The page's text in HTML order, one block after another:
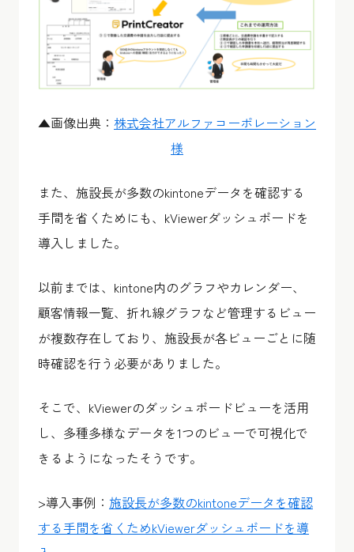
▲画像出典： 株式会社アルファコーポレーション
様
また、施設長が多数のkintoneデータを確認する
手間を省くためにも、kViewerダッシュボードを
導入しました。
以前までは、kintone内のグラフやカレンダー、
顧客情報一覧、折れ線グラフなど管理するビュー
が複数存在しており、施設長が各ビューごとに随
時確認を行う必要がありました。
そこで、kViewerのダッシュボードビューを活用
し、多種多様なデータを1つのビューで可視化で
きるようになったそうです。
>導入事例： 施設長が多数のkintoneデータを確認
する手間を省くためkViewerダッシュボードを導